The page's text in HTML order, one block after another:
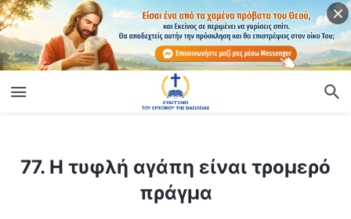
77. Η τυφλή αγάπη είναι τρομερό πράγμα
77. Η τυφλή αγάπη είναι τρομερό
πράγμα